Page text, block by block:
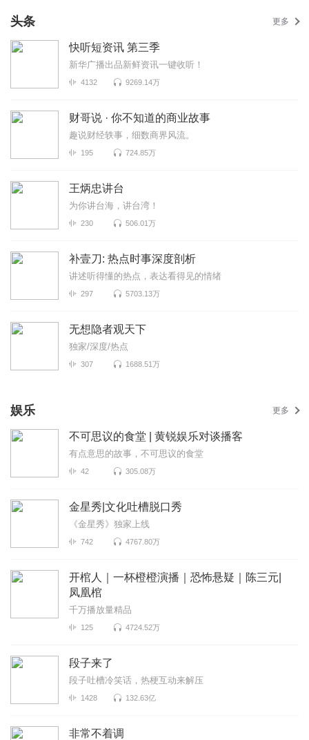
头条 更多
快听短资讯 第三季
新华广播出品新鲜资讯一键收听！
4132 9269.14万
财哥说 · 你不知道的商业故事
趣说财经轶事，细数商界风流。
195 724.85万
王炳忠讲台
为你讲台海，讲台湾！
230 506.01万
补壹刀: 热点时事深度剖析
讲述听得懂的热点，表达看得见的情绪
297 5703.13万
无想隐者观天下
独家/深度/热点
307 1688.51万
娱乐 更多
不可思议的食堂 | 黄锐娱乐对谈播客
有点意思的故事，不可思议的食堂
42 305.08万
金星秀|文化吐槽脱口秀
《金星秀》独家上线
742 4767.80万
开棺人｜一杯橙橙演播｜恐怖悬疑｜陈三元|
凤凰棺
千万播放量精品
125 4724.52万
段子来了
段子吐槽冷笑话，热梗互动来解压
1428 132.63亿
非常不着调